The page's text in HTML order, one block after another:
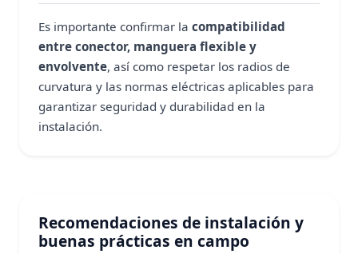
Es importante confirmar la compatibilidad
entre conector, manguera flexible y
envolvente, así como respetar los radios de
curvatura y las normas eléctricas aplicables para
garantizar seguridad y durabilidad en la
instalación.
Recomendaciones de instalación y
buenas prácticas en campo